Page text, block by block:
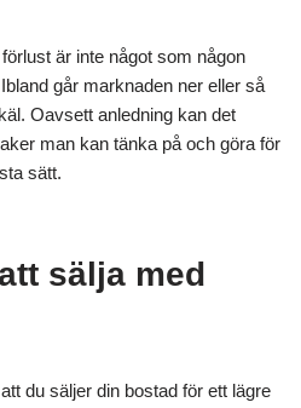
är inte något som någon
går marknaden ner eller så
Oavsett anledning kan det
man kan tänka på och göra för
sätt.
sälja med
du säljer din bostad för ett lägre